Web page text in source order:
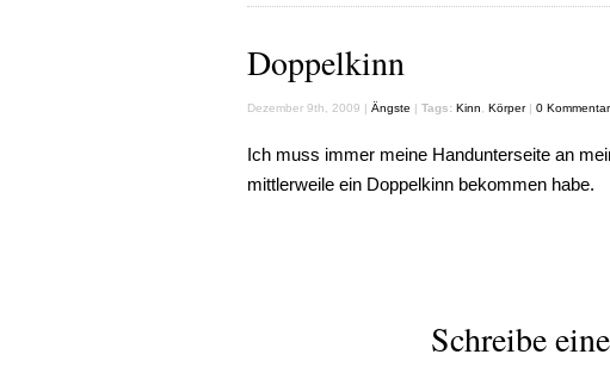
Doppelkinn
Dezember 9th, 2009 | Ängste | Tags: Kinn Körper| 0
Ich muss immer meine Handunterseite an
mittlerweile ein Doppelkinn bekommen habe.
Schreibe